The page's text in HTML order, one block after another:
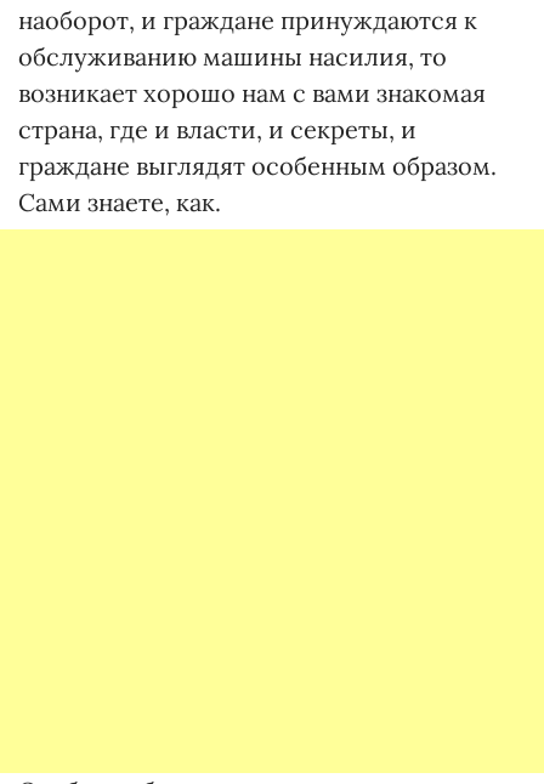
наоборот, и граждане принуждаются к
обслуживанию машины насилия, то
возникает хорошо нам с вами знакомая
страна, где и власти, и секреты, и
граждане выглядят особенным образом.
Сами знаете, как.